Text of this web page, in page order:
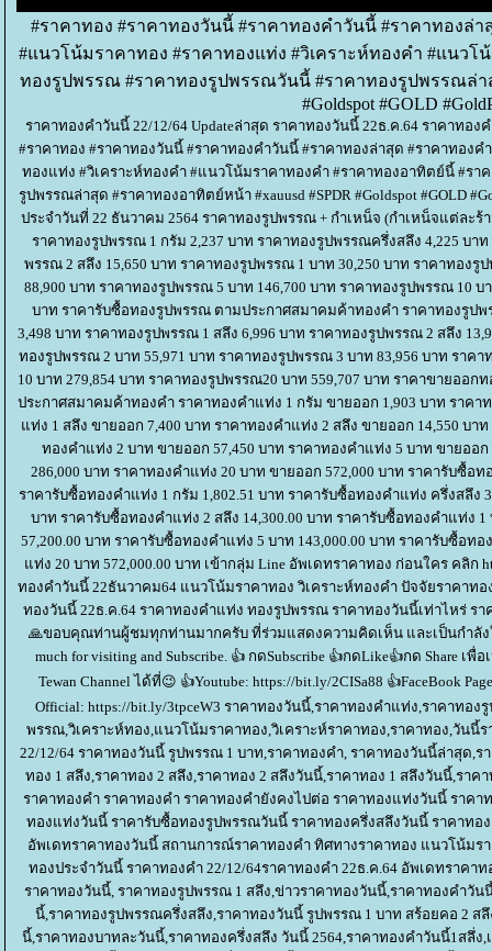
#ราคาทอง #ราคาทองวันนี้ #ราคาทองคำวันนี้ #ราคาทองล่
#แนวโน้มราคาทอง #ราคาทองแท่ง #วิเคราะห์ทองคำ #แนว
ทองรูปพรรณ #ราคาทองรูปพรรณวันนี้ #ราคาทองรูปพรรณล่าสุ
#Goldspot #GOLD
ราคาทองคำวันนี้ 22/12/64 Updateล่าสุด ราคาทองวันนี้ 22ธ.ค.64 ราคาทอ
#ราคาทอง #ราคาทองวันนี้ #ราคาทองคำวันนี้ #ราคาทองล่าสุด #ราคาทองค
ทองแท่ง #วิเคราะห์ทองคำ #แนวโน้มราคาทองคำ #ราคาทองอาทิตย์นี้ #ร
รูปพรรณล่าสุด #ราคาทองอาทิตย์หน้า #xauusd #SPDR #Goldspot #GOLD
ประจำวันที่ 22 ธันวาคม 2564 ราคาทองรูปพรรณ + กำเหน็จ (กำเหน็จแต่ล
ราคาทองรูปพรรณ 1 กรัม 2,237 บาท ราคาทองรูปพรรณครึ่งสลึง 4,225 บา
พรรณ 2 สลึง 15,650 บาท ราคาทองรูปพรรณ 1 บาท 30,250 บาท ราคาทอง
88,900 บาท ราคาทองรูปพรรณ 5 บาท 146,700 บาท ราคาทองรูปพรรณ 10
บาท ราคารับซื้อทองรูปพรรณ ตามประกาศสมาคมค้าทองคำ ราคาทองรูป
3,498 บาท ราคาทองรูปพรรณ 1 สลึง 6,996 บาท ราคาทองรูปพรรณ 2 สลึง
ทองรูปพรรณ 2 บาท 55,971 บาท ราคาทองรูปพรรณ 3 บาท 83,956 บาท ราค
10 บาท 279,854 บาท ราคาทองรูปพรรณ20 บาท 559,707 บาท ราคาขายออ
ประกาศสมาคมค้าทองคำ ราคาทองคำแท่ง 1 กรัม ขายออก 1,903 บาท ราค
ท่ง 1 สลึง ขายออก 7,400 บาท ราคาทองคำแท่ง 2 สลึง ขายออก 14,550 บา
ทองคำแท่ง 2 บาท ขายออก 57,450 บาท ราคาทองคำแท่ง 5 บาท ขายออ
286,000 บาท ราคาทองคำแท่ง 20 บาท ขายออก 572,000 บาท ราคารับซื้
ราคารับซื้อทองคำแท่ง 1 กรัม 1,802.51 บาท ราคารับซื้อทองคำแท่ง ครึ่งสลึง
บาท ราคารับซื้อทองคำแท่ง 2 สลึง 14,300.00 บาท ราคารับซื้อทองคำแท่ง
57,200.00 บาท ราคารับซื้อทองคำแท่ง 5 บาท 143,000.00 บาท ราคารับซื้อท
ท่ง 20 บาท 572,000.00 บาท เข้ากลุ่ม Line อัพเดทราคาทอง ก่อนใคร คลิก
ทองคำวันนี้ 22ธันวาคม64 แนวโน้มราคาทอง วิเคราะห์ทองคำ ปัจจัยราคาทอ
ทองวันนี้ 22ธ.ค.64 ราคาทองคำแท่ง ทองรูปพรรณ ราคาทองวันนี้เท่าไหร่
🙏ขอบคุณท่านผู้ชมทุกท่านมากครับ ที่ร่วมแสดงความคิดเห็น และเป็นกำลังใ
much for visiting and Subscribe. 👍 กดSubscribe 👍กดLike👍กด Share
Tewan Channel ได้ที่😉 👍Youtube: https://bit.ly/2CISa88 👍FaceBook
Official: https://bit.ly/3tpceW3 ราคาทองวันนี้,ราคาทองคำแท่ง,ราคาทอ
พรรณ,วิเคราะห์ทอง,แนวโน้มราคาทอง,วิเคราะห์ราคาทอง,ราคาทอง,วันนี้
22/12/64 ราคาทองวันนี้ รูปพรรณ 1 บาท,ราคาทองคํา, ราคาทองวันนี้ล่าสุด,
ทอง 1 สลึง,ราคาทอง 2 สลึง,ราคาทอง 2 สลึงวันนี้,ราคาทอง 1 สลึงวันนี้,ราค
ราคาทองคำ ราคาทองคำ ราคาทองคำยังคงไปต่อ ราคาทองแท่งวันนี้ ราค
ทองแท่งวันนี้ ราคารับซื้อทองรูปพรรณวันนี้ ราคาทองครึ่งสลึงวันนี้ ราคาทอ
อัพเดทราคาทองวันนี้ สถานการณ์ราคาทองคำ ทิศทางราคาทอง แนวโน้มร
ทองประจำวันนี้ ราคาทองคำ 22/12/64ราคาทองคำ 22ธ.ค.64 อัพเดทราคา
ราคาทองวันนี้, ราคาทองรูปพรรณ 1 สลึง,ข่าวราคาทองวันนี้,ราคาทองคําวั
นี้,ราคาทองรูปพรรณครึ่งสลึง,ราคาทองวันนี้ รูปพรรณ 1 บาท สร้อยคอ 2 ส
นี้,ราคาทองบาทละวันนี้,ราคาทองครึ่งสลึง วันนี้ 2564,ราคาทองคําวันนี้1สลึ่ง